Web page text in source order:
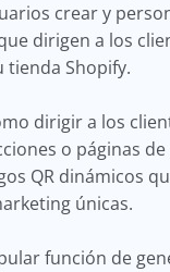
crear y
dirigen a los
tienda Shopify.
dirigir a los
o páginas de
QR dinámicos
únicas.
función de